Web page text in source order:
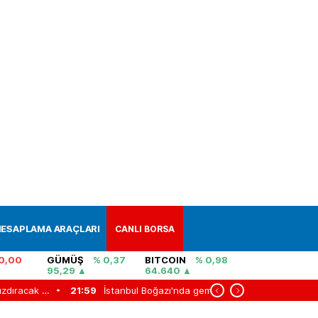
ARAÇLARI CANLI BORSA
GÜMÜŞ
% 0,37
95,29
BITCOIN
% 0,98
64.640
İran'dan ABD'yi kızdıracak plan! Hürmüz'de yeni güzergah nasıl olacak?
21:59 İstanbul Boğazı'nda gemi trafiği yeniden açıldı